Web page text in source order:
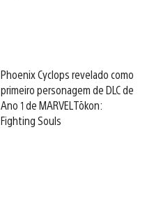
Phoenix Cyclops revelado como
primeiro personagem de DLC de
Ano 1 de MARVEL Tōkon:
Fighting Souls